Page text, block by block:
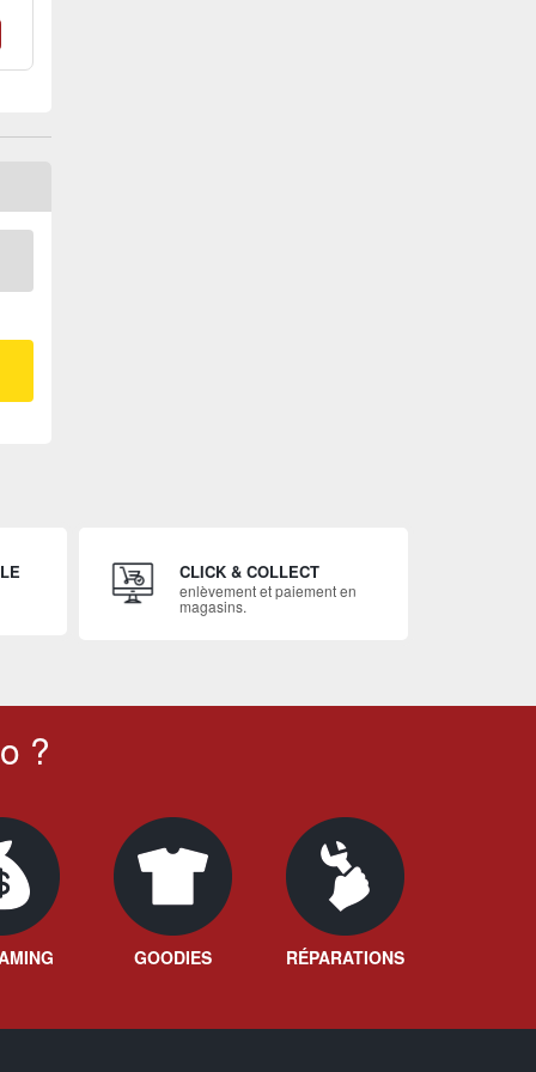
CLICK & COLLECT
enlèvement et paiement en
magasins.
?
GOODIES RÉPARATIONS